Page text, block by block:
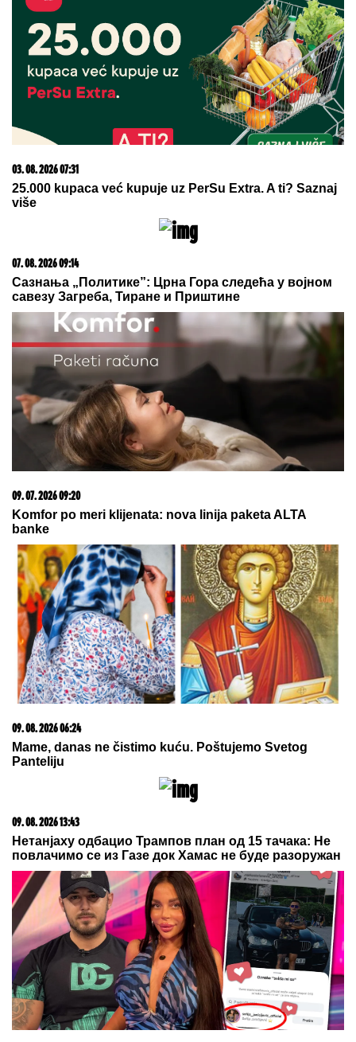
03. 08. 2026 13:23
Hibrid broj 1 koji osvaja Evropu, sada po specijalnoj
akcijskoj ceni od 19.990€ do 31.8.
Šta dete nasleđuje od oca, a šta od majke? Sve što
09. 08. 2026 13:51
Ko kontroliše svetske sirovine? Kina neprikosnovena,
03. 08. 2026 07:31
25.000 kupaca već kupuje uz PerSu Extra. A ti? Saznaj
Сазнања „Политике”: Црна Гора следећа у војном
09. 07. 2026 09:20